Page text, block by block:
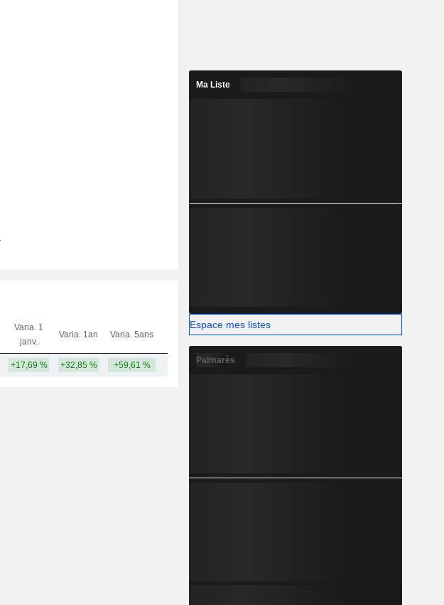
Varia. 1
janv.
Varia. 1an Varia. 5ans Capi. CT MT LT
+17,69 % +32,85 % +59,61 % 48,55 Md
Ma Liste
Espace mes listes
Palmarès